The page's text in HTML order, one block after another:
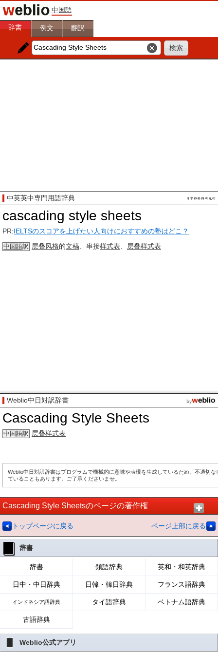
中国語
辞書 例文 翻訳
中英英中専門用語辞典
cascading style sheets
PR:IELTSのスコアを上げたい人向けにおすすめの塾はどこ？
中国語訳 层叠风格的文稿 、串接样式表 层叠样式表
Weblio中日対訳辞書
Cascading Style Sheets
中国語訳 层叠样式表
Weblio中日対訳辞書はプログラムで機械的に意味や表現を生成しているため、不適切な
ていることもあります。ご了承くださいませ。
Cascading Style Sheetsのページの著作権
トップページに戻る ページ上部に戻る
辞書
辞書 類語辞典 英和・和英辞典
日中・中日辞典 日韓・韓日辞典 フランス語辞典
インドネシア語辞典 タイ語辞典 ベトナム語辞典
古語辞典
Weblio公式アプリ